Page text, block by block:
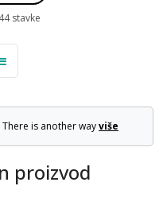
stavke
is another wayviše
proizvod